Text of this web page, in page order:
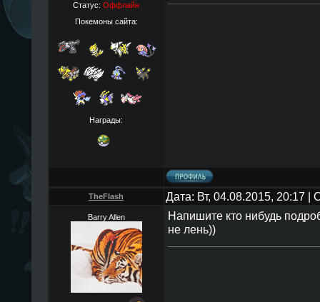
Статус: Оффлайн
Покемоны сайта:
Награды:
TheFlаsh Дата: Вт, 04.08.2015, 20:17
Barry Allen
Напишите кто нибудь
не лень))